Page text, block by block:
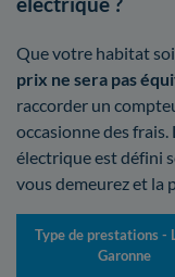
Que votre habitat
prix ne sera pas
raccorder un
occasionne des
électrique est défini
vous demeurez et la
Type de prestations -
Garonne